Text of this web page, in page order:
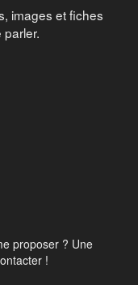
images et fiches
proposer ? Une
!